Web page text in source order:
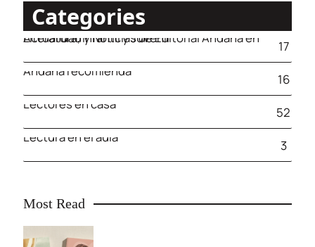
Categories
Actualidad y Noticias de Editorial Andana en Literatura, Infantil y Juvenil
17
Andana recomienda
16
Lectores en casa
52
Lectura en el aula
3
Most Read